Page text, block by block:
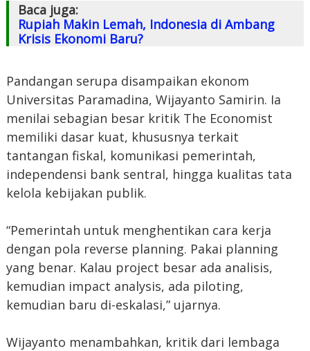
Baca juga:
Rupiah Makin Lemah, Indonesia di Ambang
Krisis Ekonomi Baru?
Pandangan serupa disampaikan ekonom
Universitas Paramadina, Wijayanto Samirin. Ia
menilai sebagian besar kritik The Economist
memiliki dasar kuat, khususnya terkait
tantangan fiskal, komunikasi pemerintah,
independensi bank sentral, hingga kualitas tata
kelola kebijakan publik.
“Pemerintah untuk menghentikan cara kerja
dengan pola reverse planning. Pakai planning
yang benar. Kalau project besar ada analisis,
kemudian impact analysis, ada piloting,
kemudian baru di-eskalasi,” ujarnya.
Wijayanto menambahkan, kritik dari lembaga